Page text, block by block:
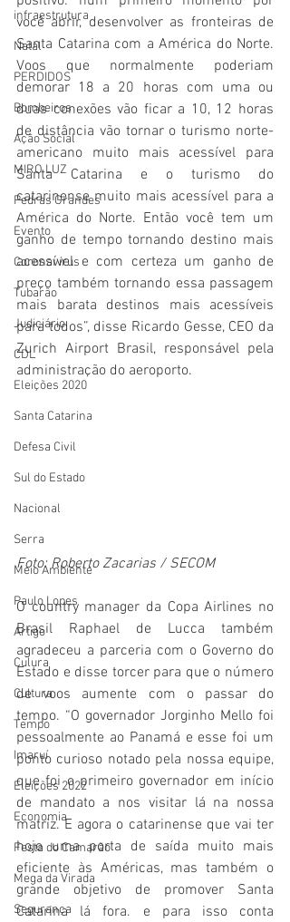
infraestrutura
Natal
PERDIDOS
Bombeiros
Ação Social
MIRO LUZ
Pedras Grandes
Evento
Coronavírus
Tubarão
Judiciário
CDL
Eleições 2020
Santa Catarina
Defesa Civil
Sul do Estado
Nacional
Serra
Meio Ambiente
Paulo Lopes
Artigo
Culura
Cultura
Tempo
Imaruí
Eleições 2022
Economia
Festa do Camarão
Mega da Virada
Segurança
você abrir, desenvolver as fronteiras de
Santa Catarina com a América do Norte.
Voos que normalmente poderiam
demorar 18 a 20 horas com uma ou
duas conexões vão ficar a 10, 12 horas
de distância vão tornar o turismo norte-
americano muito mais acessível para
Santa Catarina e o turismo do
catarinense muito mais acessível para a
América do Norte. Então você tem um
ganho de tempo tornando destino mais
acessível e com certeza um ganho de
preço também tornando essa passagem
mais barata destinos mais acessíveis
para todos”, disse Ricardo Gesse, CEO da
Zurich Airport Brasil, responsável pela
administração do aeroporto.
Foto: Roberto Zacarias / SECOM
O country manager da Copa Airlines no
Brasil Raphael de Lucca também
agradeceu a parceria com o Governo do
Estado e disse torcer para que o número
de voos aumente com o passar do
tempo. “O governador Jorginho Mello foi
pessoalmente ao Panamá e esse foi um
ponto curioso notado pela nossa equipe,
que foi o primeiro governador em início
de mandato a nos visitar lá na nossa
matriz. E agora o catarinense que vai ter
hoje uma porta de saída muito mais
eficiente às Américas, mas também o
grande objetivo de promover Santa
Catarina lá fora. e para isso conta